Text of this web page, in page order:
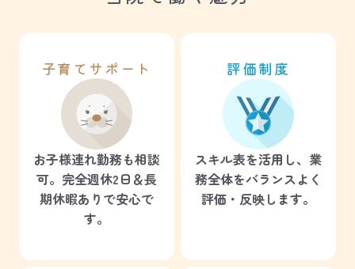
子育てサポート
お子様連れ勤務も相談
可。完全週休2日＆長
期休暇ありで安心で
す。
評価制度
スキル表を活用し、業
務全体をバランスよく
評価・反映します。